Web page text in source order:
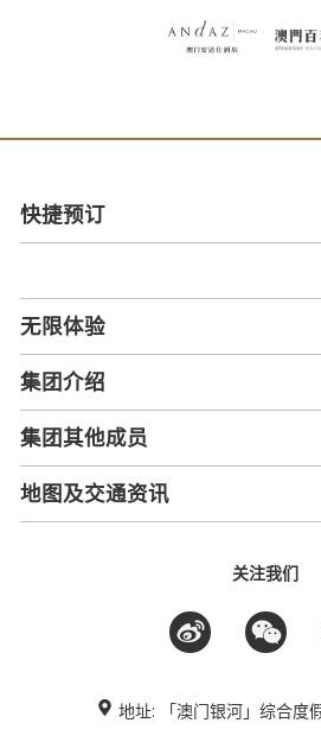
快捷预订
无限体验
集团介绍
集团其他成员
地图及交通资讯
关注我们
地址: 「澳门银河」综合度